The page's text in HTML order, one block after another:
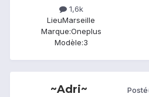
1,6k
LieuMarseille
Marque:Oneplus
Modèle:3
~Adri~